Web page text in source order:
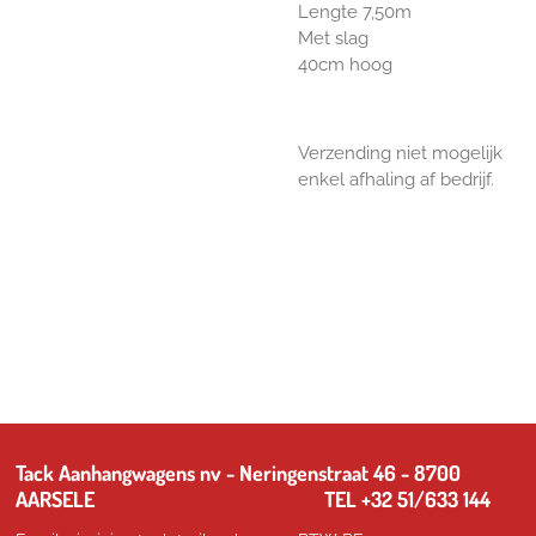
Lengte 7,50m
Met slag
40cm hoog
Verzending niet mogelijk
enkel afhaling af bedrijf.
Tack Aanhangwagens nv - Neringenstraat 46 - 8700
AARSELE TEL +32 51/633 144